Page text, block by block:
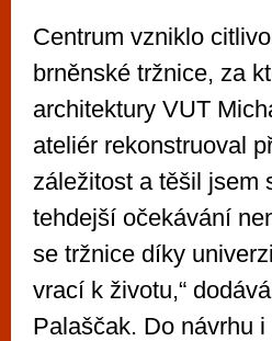
Centrum vzniklo
brněnské tržnice, za
architektury VUT
ateliér rekonstruoval
záležitost a těšil jsem
tehdejší očekávání
se tržnice díky
vrací k životu,“
Palaščak. Do návrhu